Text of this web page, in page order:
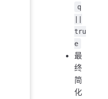
q
tru
e
最
终
简
化